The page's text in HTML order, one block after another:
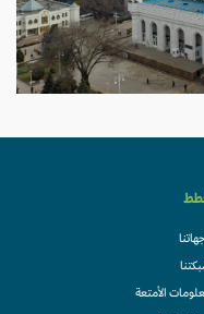
الأمتعة